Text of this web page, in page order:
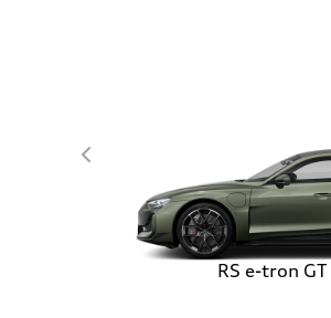
templates.template-